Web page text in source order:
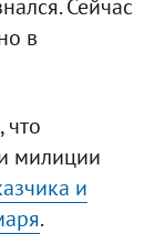
Сейчас
в
что
милиции
и
.